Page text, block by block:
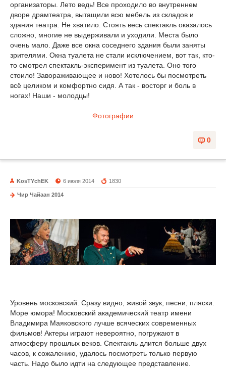
организаторы. Лето ведь! Все проходило во внутреннем
дворе драмтеатра, вытащили всю мебель из складов и
здания театра. Не хватило. Стоять весь спектакль оказалось
сложно, многие не выдерживали и уходили. Места было
очень мало. Даже все окна соседнего здания были заняты
зрителями. Окна туалета не стали исключением, вот так, кто-
то смотрел спектакль-эксперимент из туалета. Оно того
стоило! Завораживающее и ново! Хотелось бы посмотреть
всё целиком и комфортно сидя. А так - восторг и боль в
ногах! Наши - молодцы!
Фотографии
0
KosTYchEK 6 июля 2014 1830
Чир Чайаан 2014
Уровень московский. Сразу видно, живой звук, песни, пляски.
Море юмора! Московский академический театр имени
Владимира Маяковского лучше всяческих современных
фильмов! Актеры играют невероятно, погружают в
атмосферу прошлых веков. Спектакль длится больше двух
часов, к сожалению, удалось посмотреть только первую
часть. Надо было идти на следующее представление.